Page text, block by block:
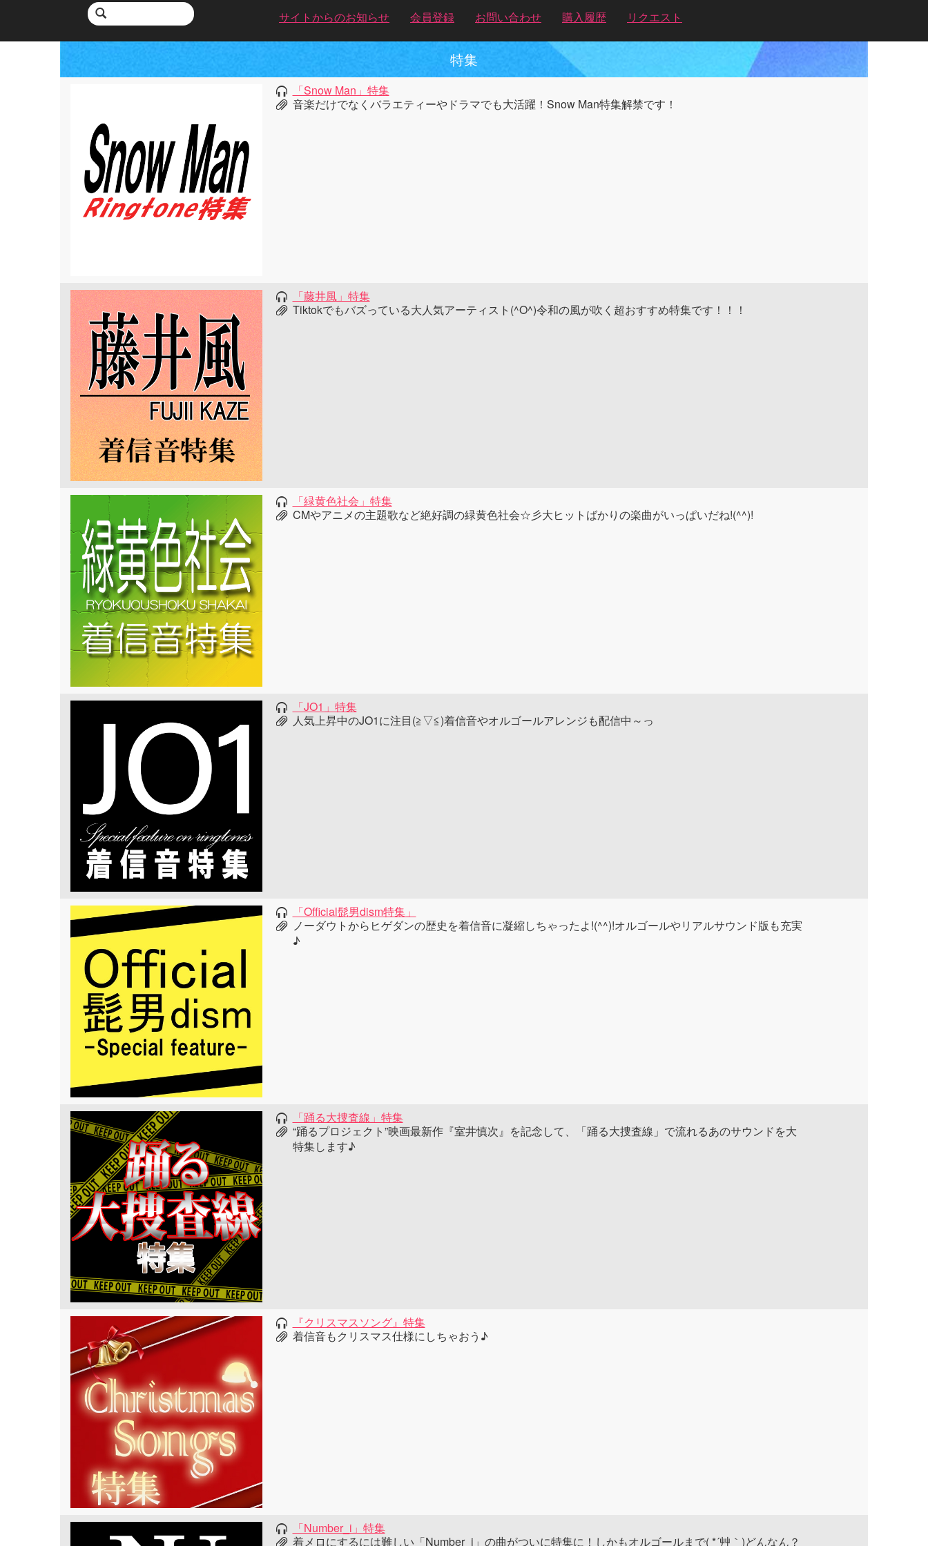
サイトからのお知らせ 会員登録 お問い合わせ 購入履歴 リクエスト
特集
「Snow Man」特集
音楽だけでなくバラエティーやドラマでも大活躍！Snow Man特集解禁です！
「藤井風」特集
Tiktokでもバズっている大人気アーティスト(^O^)令和の風が吹く超おすすめ特集です！！！
「緑黄色社会」特集
CMやアニメの主題歌など絶好調の緑黄色社会☆彡大ヒットばかりの楽曲がいっぱいだね!(^^)!
「JO1」特集
人気上昇中のJO1に注目(≧▽≦)着信音やオルゴールアレンジも配信中～っ
「Official髭男dism特集」
ノーダウトからヒゲダンの歴史を着信音に凝縮しちゃったよ!(^^)!オルゴールやリアルサウンド版も充実
♪
「踊る大捜査線」特集
“踊るプロジェクト”映画最新作『室井慎次』を記念して、「踊る大捜査線」で流れるあのサウンドを大
特集します♪
『クリスマスソング』特集
着信音もクリスマス仕様にしちゃおう♪
「Number_i」特集
着メロにするには難しい「Number_i」の曲がついに特集に！しかもオルゴールまで( *´艸｀)どんなん？